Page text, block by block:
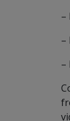
–
–
–